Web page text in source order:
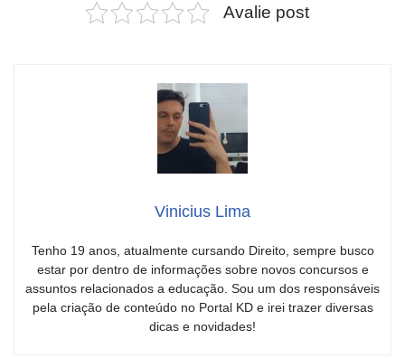
Avalie post
Vinicius Lima
Tenho 19 anos, atualmente cursando Direito, sempre busco
estar por dentro de informações sobre novos concursos e
assuntos relacionados a educação. Sou um dos responsáveis
pela criação de conteúdo no Portal KD e irei trazer diversas
dicas e novidades!